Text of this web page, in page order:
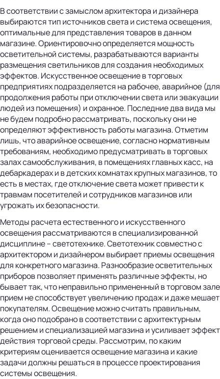
В соответствии с замыслом архитектора и дизайнера
выбираются тип источников света и система освещения,
оптимальные для представления товаров в данном
магазине. Ориентировочно определяется мощность
осветительной системы, разрабатываются варианты
размещения светильников для создания необходимых
эффектов. Искусственное освещение в торговых
предприятиях подразделяется на рабочее, аварийное (для
продолжения работы при отключении света или эвакуации
людей из помещения) и охранное. Последние два вида мы
не будем подробно рассматривать, поскольку они не
определяют эффективность работы магазина. Отметим
лишь, что аварийное освещение, согласно нормативным
требованиям, необходимо предусматривать в торговых
залах самообслуживания, в помещениях главных касс, на
дебаркадерах и в детских комнатах крупных магазинов, то
есть в местах, где отключение света может привести к
травмам посетителей и сотрудников магазинов или
угрожать их безопасности.
Методы расчета естественного и искусственного
освещения рассматриваются в специализированной
дисциплине – светотехнике. Светотехник совместно с
архитектором и дизайнером выбирает приемы освещения
для конкретного магазина. Разнообразие осветительных
приборов позволяет применять различные эффекты, но
бывает так, что неправильно примененный в торговом зале
прием не способствует увеличению продаж и даже мешает
покупателям. Освещение можно считать правильным,
когда оно подобрано в соответствии с архитектурным
решением и специализацией магазина и усиливает эффект
действия торговой среды. Рассмотрим, по каким
критериям оценивается освещение магазина и какие
задачи должны решаться в процессе проектирования
системы освещения.